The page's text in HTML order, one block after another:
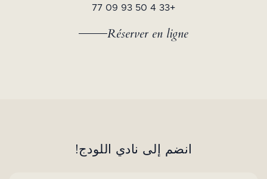
+33 4 50 93 09 77
Réserver en ligne
انضم إلى نادي اللودج!